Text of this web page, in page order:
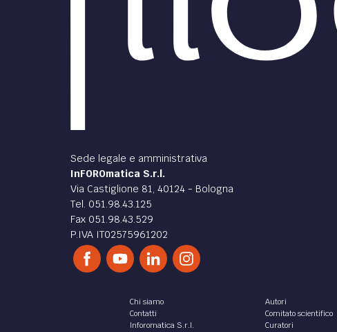
Sede legale e amministrativa
InFOROmatica S.r.l.
Via Castiglione 81, 40124 - Bologna
Tel. 051.98.43.125
Fax 051.98.43.529
P.IVA IT02575961202
Chi siamo
Contatti
Inforomatica S.r.l.
Autori
Comitato scientifico
Curatori